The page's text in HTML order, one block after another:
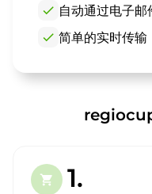
check 自动通过电子邮
check 简单的实时传输
shopping_cart 1.